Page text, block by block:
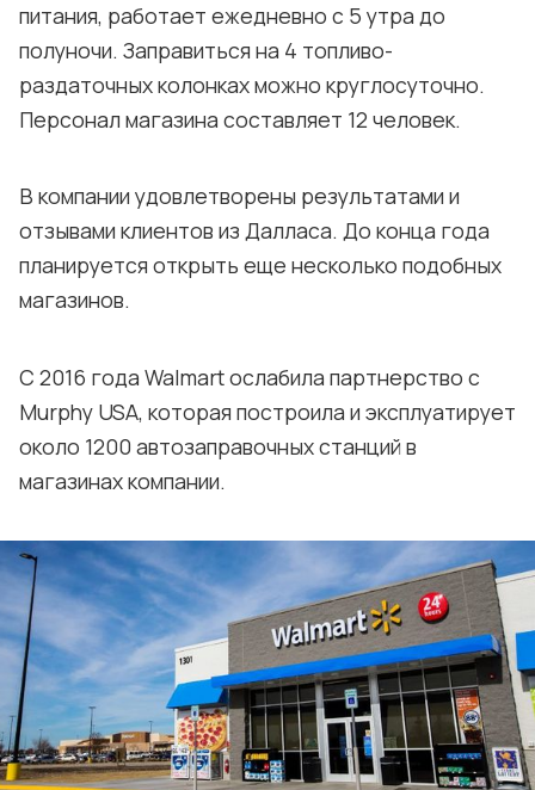
питания, работает ежедневно с 5 утра до
полуночи. Заправиться на 4 топливо-
раздаточных колонках можно круглосуточно.
Персонал магазина составляет 12 человек.
В компании удовлетворены результатами и
отзывами клиентов из Далласа. До конца года
планируется открыть еще несколько подобных
магазинов.
С 2016 года Walmart ослабила партнерство с
Murphy USA, которая построила и эксплуатирует
около 1200 автозаправочных станций в
магазинах компании.